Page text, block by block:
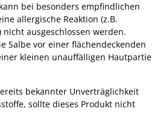
bei besonders empfindlichen
allergische Reaktion (z.B.
nicht ausgeschlossen werden.
Salbe vor einer flächendeckenden
kleinen unauffälligen Hautpartie
bekannter Unverträglichkeit
sollte dieses Produkt nicht